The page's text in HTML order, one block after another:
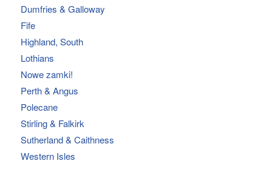
Dumfries & Galloway
Fife
Highland, South
Lothians
Nowe zamki!
Perth & Angus
Polecane
Stirling & Falkirk
Sutherland & Caithness
Western Isles